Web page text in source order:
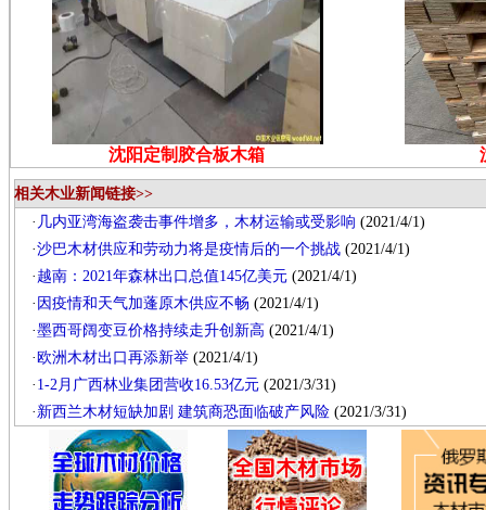
沈阳定制胶合板木箱
相关木业新闻链接>>
· 几内亚湾海盗袭击事件增多，木材运输或受影响 (2021/4/1)
·沙巴木材供应和劳动力将是疫情后的一个挑战 (2021/4/1)
· 越南：2021年森林出口总值145亿美元 (2021/4/1)
· 因疫情和天气加蓬原木供应不畅 (2021/4/1)
·墨西哥阔变豆价格持续走升创新高 (2021/4/1)
· 欧洲木材出口再添新举 (2021/4/1)
· 1-2月广西林业集团营收16.53亿元 (2021/3/31)
· 新西兰木材短缺加剧 建筑商恐面临破产风险 (2021/3/31)